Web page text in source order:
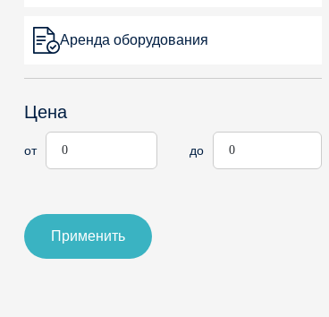
Аренда оборудования
Цена
от до
Применить